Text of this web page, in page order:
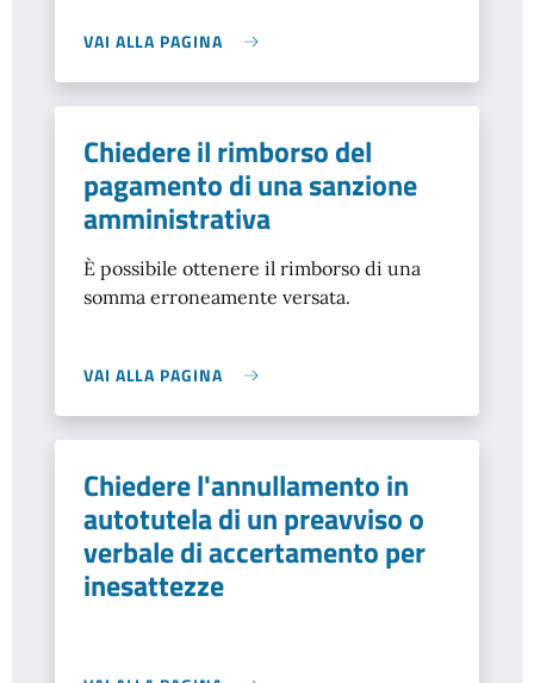
VAI ALLA PAGINA
Chiedere il rimborso del
pagamento di una sanzione
amministrativa
È possibile ottenere il rimborso di una
somma erroneamente versata.
VAI ALLA PAGINA
Chiedere l'annullamento in
autotutela di un preavviso o
verbale di accertamento per
inesattezze